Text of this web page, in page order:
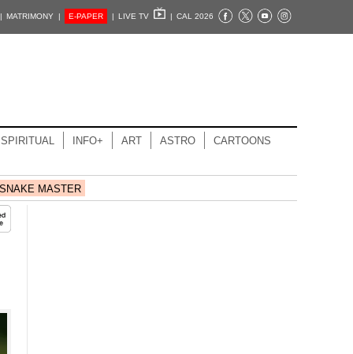
| MATRIMONY | E-PAPER | LIVE TV | CAL 2026
SPIRITUAL INFO+ ART ASTRO CARTOONS
SNAKE MASTER